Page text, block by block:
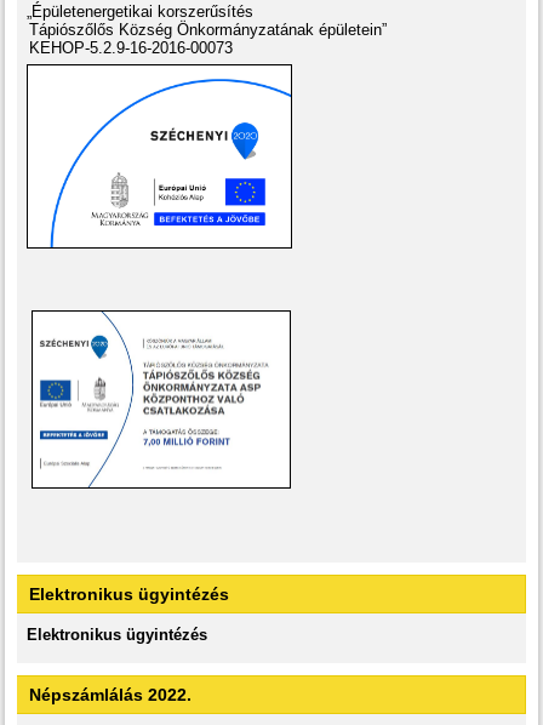
„Épületenergetikai korszerűsítés
Tápiószőlős Község Önkormányzatának épületein”
KEHOP-5.2.9-16-2016-00073
Elektronikus ügyintézés
Elektronikus ügyintézés
Népszámlálás 2022.